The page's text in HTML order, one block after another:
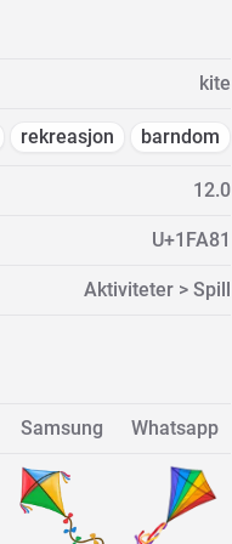
kite
rekreasjon barndom
12.0
U+1FA81
Aktiviteter > Spill
Samsung Whatsapp